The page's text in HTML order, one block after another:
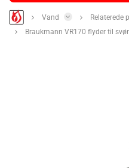
Vand
Relaterede
Braukmann VR170 flyder til